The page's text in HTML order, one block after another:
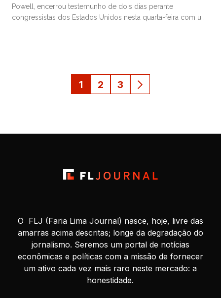
Powell, encerrou testemunho de dois dias perante
congressistas dos Estados Unidos nesta quarta-feira com um
1 2 3
O FLJ (Faria Lima Journal) nasce, hoje, livre das
amarras acima descritas; longe da degradação do
jornalismo. Seremos um portal de notícias
econômicas e políticas com a missão de fornecer
um ativo cada vez mais raro neste mercado: a
honestidade.